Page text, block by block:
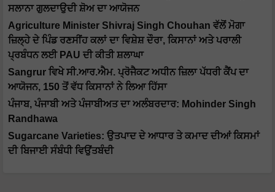
ਸਲਾਨਾ ਗੁਲਦਾਉਦੀ ਸ਼ੋਅ ਦਾ ਆਯੋਜਨ
Agriculture Minister Shivraj Singh Chouhan ਵੱਲੋਂ ਮੋਗਾ
ਜ਼ਿਲ੍ਹੇ ਦੇ ਪਿੰਡ ਰਣਸੀਂਹ ਕਲਾਂ ਦਾ ਵਿਸ਼ੇਸ਼ ਦੌਰਾ, ਕਿਸਾਨਾਂ ਅਤੇ ਪਰਾਲੀ
ਪ੍ਰਬੰਧਨ ਲਈ PAU ਦੀ ਕੀਤੀ ਸ਼ਲਾਘਾ
Sangrur ਵਿਖੇ ਸੀ.ਆਰ.ਐਮ. ਪ੍ਰੋਜੈਕਟ ਅਧੀਨ ਜ਼ਿਲਾ ਪੱਧਰੀ ਕੈਂਪ ਦਾ
ਆਯੋਜਨ, 150 ਤੋਂ ਵੱਧ ਕਿਸਾਨਾਂ ਨੇ ਲਿਆ ਹਿੱਸਾ
ਪੰਜਾਬ, ਪੰਜਾਬੀ ਅਤੇ ਪੰਜਾਬੀਅਤ ਦਾ ਅਲੰਬਰਦਾਰ: Mohinder Singh
Randhawa
Sugarcane Varieties: ਉਤਪਾਦ ਦੇ ਆਧਾਰ ਤੇ ਕਮਾਦ ਦੀਆਂ ਕਿਸਮਾਂ
ਦੀ ਬਿਜਾਈ ਸੰਬੰਧੀ ਵਿਉਂਤਬੰਦੀ